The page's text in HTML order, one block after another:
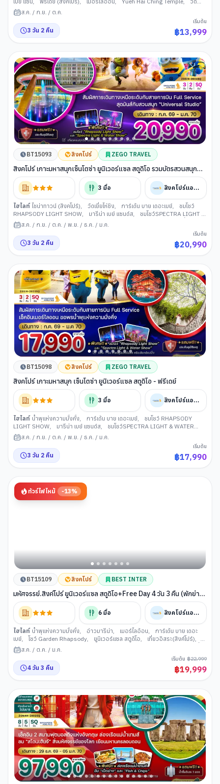
พระเขี้ยวแก้ว
ส.ค. / ก.ย. / ต.ค.
3 วัน 2 คืน
เริ่มต้น
฿13,999
BT15093 สิงคโปร์ ZEGO TRAVEL
สิงคโปร์ เกาะมหาสนุกเซ็นโตซ่า ยูนิเวอร์แซล สตูดิโอ รวมบัตรสวนสนุก
และรถรับส่ง (เที่ยวเต็ม)
3 มื้อ สิงคโปร์แอร์ไลน์
ไฮไลท์ ไชน่าทาวน์ (สิงคโปร์), วัดเยี่ยไห่ชิง, การ์เด้น บาย เดอะเบย์,
ชมโชว์
RHAPSODY LIGHT SHOW, มารีน่า เบย์ แซนด์ส,
ชมโชว์SPECTRA LIGHT &
WATER SHOW , ยูนิเวอร์แซล สตูดิโอ,
ความมั่งคั่ง
อาคารตำรวจเก่า
ส.ค. / ก.ย. / ต.ค. / พ.ย. / ธ.ค. / ม.ค.
3 วัน 2 คืน
เริ่มต้น
฿20,990
BT15098 สิงคโปร์ ZEGO TRAVEL
สิงคโปร์ เกาะมหาสนุก เซ็นโตซ่า ยูนิเวอร์แซล สตูดิโอ - ฟรีเดย์
3 มื้อ สิงคโปร์แอร์ไลน์
ไฮไลท์ น้ำพุแห่งความมั่งคั่ง, การ์เด้น บาย เดอะเบย์,
ชมโชว์ RHAPSODY
LIGHT SHOW, มารีน่า เบย์ แซนด์ส,
ชมโชว์SPECTRA LIGHT & WATER
SHOW , เที่ยวอิสระ(สิงค์โปร์), อุโมงค์ต้นไม้
ไชน่าทาวน์ (สิงคโปร์)
, วัดพระเขี้ยวแก้ว
ส.ค. / ก.ย. / ต.ค. / พ.ย. / ธ.ค. / ม.ค.
3 วัน 2 คืน
เริ่มต้น
฿17,990
ทัวร์ไฟไหม้ -13%
BT15109 สิงคโปร์ BEST INTER
มหัศจรรย์.สิงค์โปร์ ยูนิเวอร์แซล สตูดิโอ+Free Day 4 วัน 3 คืน (พักย่าน
Orchard)
6 มื้อ สิงคโปร์แอร์ไลน์
ไฮไลท์ น้ำพุแห่งความมั่งคั่ง, อ่าวมารีน่า, เมอร์ไลอ้อน,
การ์เด้น บาย เดอะ
เบย์, โชว์ Garden Rhapsody, ยูนิเวอร์แซล สตูดิโอ, เที่ยวอิสระ(สิงค์โปร์),
ร้านของฝาก, มารีน่า บาร์ลาจ
ตกจีเวล, ชางงี ซิตี้ พอยต์
ส.ค. / ต.ค. / ม.ค.
4 วัน 3 คืน
เริ่มต้น ฿22,999
฿19,999